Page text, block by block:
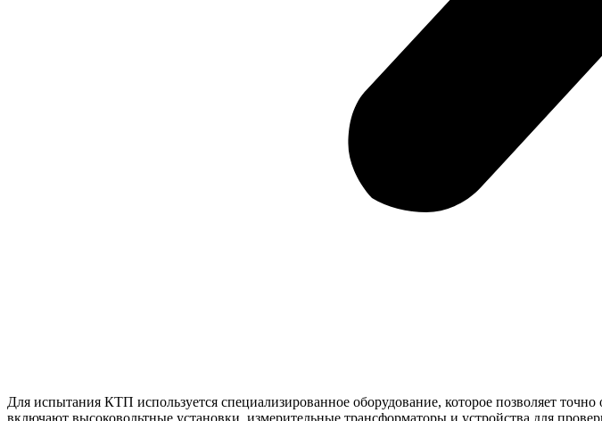
Для испытания КТП используется специализированное оборудование, которое позволяет
включают высоковольтные установки, измерительные трансформаторы и устройства для